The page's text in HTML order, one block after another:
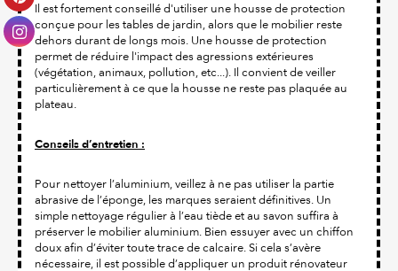
Il est fortement conseillé d'utiliser une housse de protection
conçue pour les tables de jardin, alors que le mobilier reste
dehors durant de longs mois. Une housse de protection
permet de réduire l'impact des agressions extérieures
(végétation, animaux, pollution, etc...). Il convient de veiller
particulièrement à ce que la housse ne reste pas plaquée au
plateau.
Conseils d’entretien :
Pour nettoyer l’aluminium, veillez à ne pas utiliser la partie
abrasive de l’éponge, les marques seraient définitives. Un
simple nettoyage régulier à l’eau tiède et au savon suffira à
préserver le mobilier aluminium. Bien essuyer avec un chiffon
doux afin d’éviter toute trace de calcaire. Si cela s’avère
nécessaire, il est possible d’appliquer un produit rénovateur